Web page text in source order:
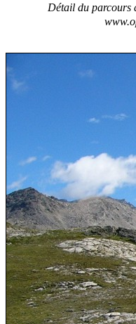
Détail du parcours